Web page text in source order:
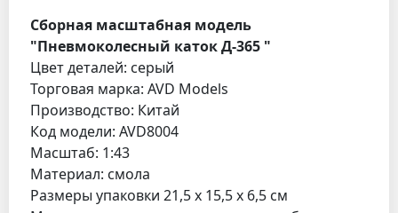
Сборная масштабная модель
"Пневмоколесный каток Д-365 "
Цвет деталей: серый
Торговая марка: AVD Models
Производство: Китай
Код модели: AVD8004
Масштаб: 1:43
Материал: смола
Размеры упаковки 21,5 x 15,5 x 6,5 см